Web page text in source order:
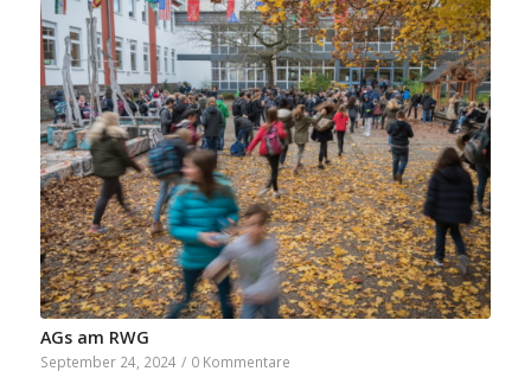
AGs am RWG
September 24, 2024 / 0 Kommentare